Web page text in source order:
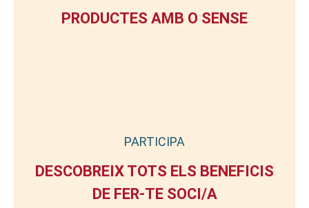
PRODUCTES AMB O SENSE
PARTICIPA
DESCOBREIX TOTS ELS BENEFICIS
DE FER-TE SOCI/A